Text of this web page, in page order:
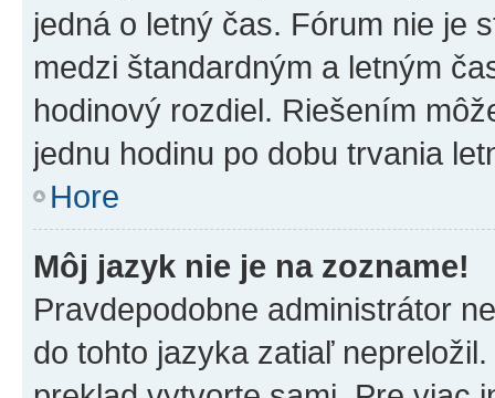
jedná o letný čas. Fórum nie je
medzi štandardným a letným
hodinový rozdiel. Riešením
jednu hodinu po dobu trvania
Hore
Môj jazyk nie je na zozname!
Pravdepodobne administrátor
do tohto jazyka zatiaľ